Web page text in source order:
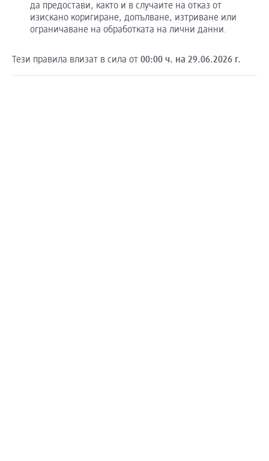
да предостави, както и в случаите на отказ от
изискано коригиране, допълване, изтриване или
ограничаване на обработката на лични данни.
Тези правила влизат в сила от 00:00 ч. на 29.06.2026 г.